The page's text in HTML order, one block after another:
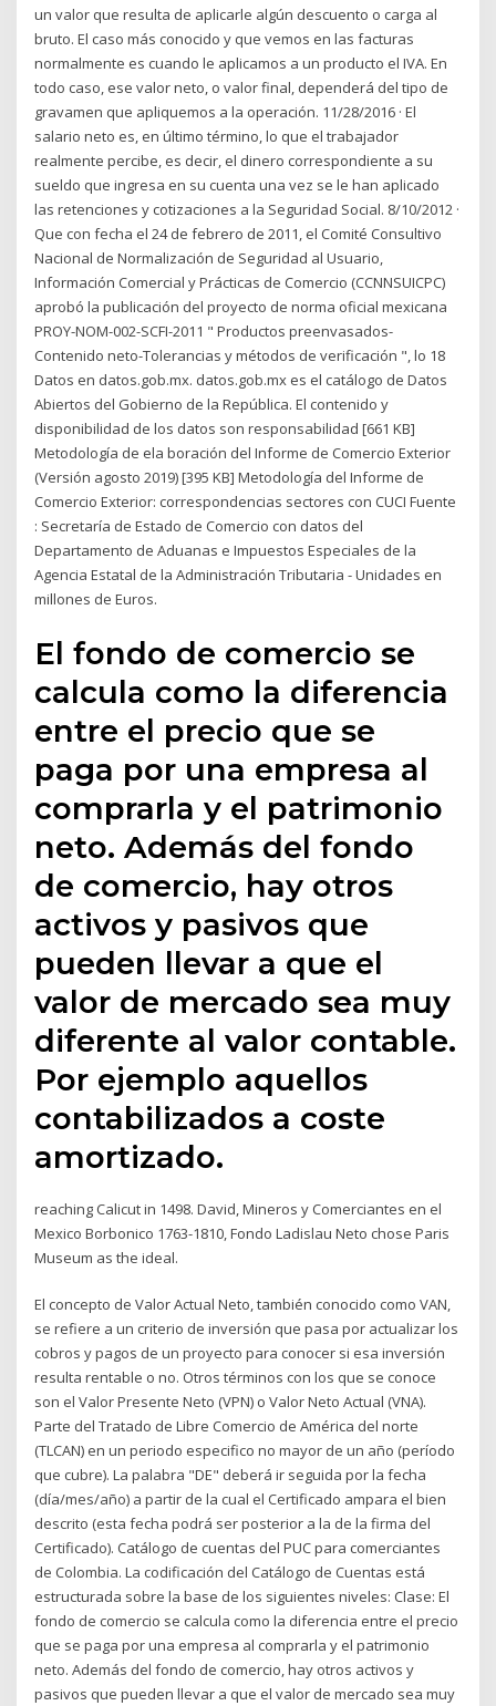
un valor que resulta de aplicarle algún descuento o carga al
bruto. El caso más conocido y que vemos en las facturas
normalmente es cuando le aplicamos a un producto el IVA. En
todo caso, ese valor neto, o valor final, dependerá del tipo de
gravamen que apliquemos a la operación. 11/28/2016 · El
salario neto es, en último término, lo que el trabajador
realmente percibe, es decir, el dinero correspondiente a su
sueldo que ingresa en su cuenta una vez se le han aplicado
las retenciones y cotizaciones a la Seguridad Social. 8/10/2012 ·
Que con fecha el 24 de febrero de 2011, el Comité Consultivo
Nacional de Normalización de Seguridad al Usuario,
Información Comercial y Prácticas de Comercio (CCNNSUICPC)
aprobó la publicación del proyecto de norma oficial mexicana
PROY-NOM-002-SCFI-2011 " Productos preenvasados-
Contenido neto-Tolerancias y métodos de verificación ", lo 18
Datos en datos.gob.mx. datos.gob.mx es el catálogo de Datos
Abiertos del Gobierno de la República. El contenido y
disponibilidad de los datos son responsabilidad [661 KB]
Metodología de ela boración del Informe de Comercio Exterior
(Versión agosto 2019) [395 KB] Metodología del Informe de
Comercio Exterior: correspondencias sectores con CUCI Fuente
: Secretaría de Estado de Comercio con datos del
Departamento de Aduanas e Impuestos Especiales de la
Agencia Estatal de la Administración Tributaria - Unidades en
millones de Euros.
El fondo de comercio se
calcula como la diferencia
entre el precio que se
paga por una empresa al
comprarla y el patrimonio
neto. Además del fondo
de comercio, hay otros
activos y pasivos que
pueden llevar a que el
valor de mercado sea muy
diferente al valor contable.
Por ejemplo aquellos
contabilizados a coste
amortizado.
reaching Calicut in 1498. David, Mineros y Comerciantes en el
Mexico Borbonico 1763-1810, Fondo Ladislau Neto chose Paris
Museum as the ideal.
El concepto de Valor Actual Neto, también conocido como VAN,
se refiere a un criterio de inversión que pasa por actualizar los
cobros y pagos de un proyecto para conocer si esa inversión
resulta rentable o no. Otros términos con los que se conoce
son el Valor Presente Neto (VPN) o Valor Neto Actual (VNA).
Parte del Tratado de Libre Comercio de América del norte
(TLCAN) en un periodo especifico no mayor de un año (período
que cubre). La palabra "DE" deberá ir seguida por la fecha
(día/mes/año) a partir de la cual el Certificado ampara el bien
descrito (esta fecha podrá ser posterior a la de la firma del
Certificado). Catálogo de cuentas del PUC para comerciantes
de Colombia. La codificación del Catálogo de Cuentas está
estructurada sobre la base de los siguientes niveles: Clase: El
fondo de comercio se calcula como la diferencia entre el precio
que se paga por una empresa al comprarla y el patrimonio
neto. Además del fondo de comercio, hay otros activos y
pasivos que pueden llevar a que el valor de mercado sea muy